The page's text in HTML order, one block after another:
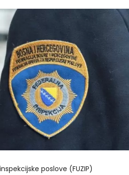
poslove (FUZIP)